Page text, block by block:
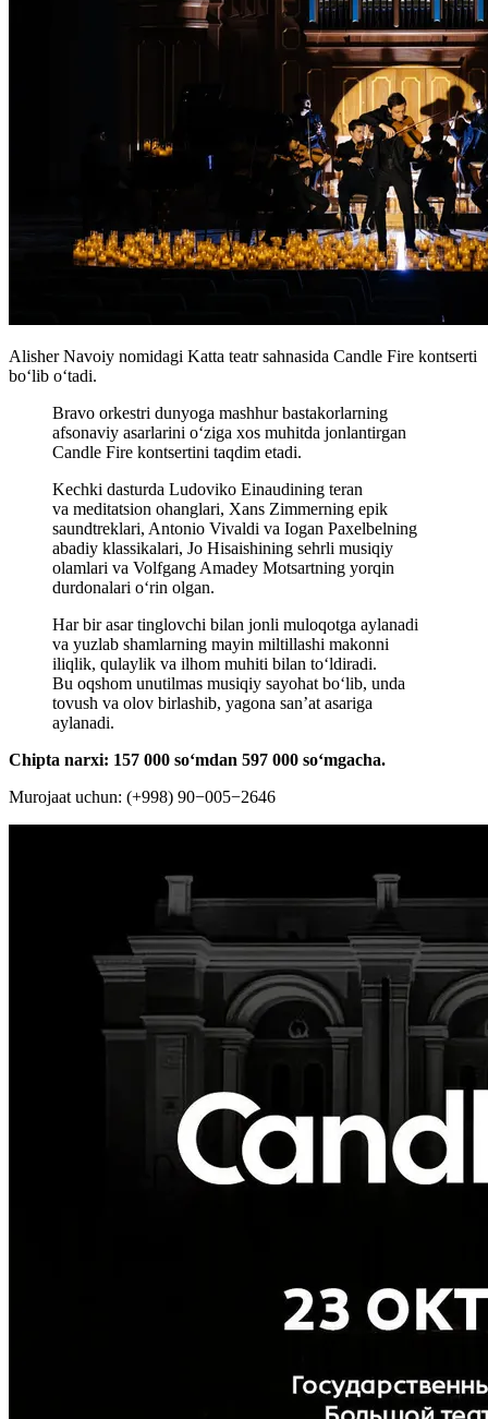
Alisher Navoiy nomidagi Katta teatr sahnasida Candle Fire kontserti
bo‘lib o‘tadi.
Bravo orkestri dunyoga mashhur bastakorlarning
afsonaviy asarlarini o‘ziga xos muhitda jonlantirgan
Candle Fire kontsertini taqdim etadi.
Kechki dasturda Ludoviko Einaudining teran
va meditatsion ohanglari, Xans Zimmerning epik
saundtreklari, Antonio Vivaldi va Iogan Paxelbelning
abadiy klassikalari, Jo Hisaishining sehrli musiqiy
olamlari va Volfgang Amadey Motsartning yorqin
durdonalari o‘rin olgan.
Har bir asar tinglovchi bilan jonli muloqotga aylanadi
va yuzlab shamlarning mayin miltillashi makonni
iliqlik, qulaylik va ilhom muhiti bilan toʻldiradi.
Bu oqshom unutilmas musiqiy sayohat boʻlib, unda
tovush va olov birlashib, yagona san’at asariga
aylanadi.
Chipta narxi: 157 000 soʻmdan 597 000 soʻmgacha.
Murojaat uchun: (+998) 90−005−2646